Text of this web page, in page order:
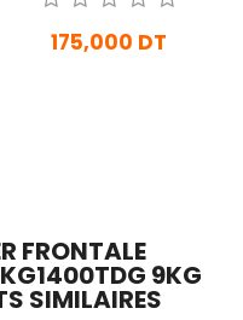
175,000 DT
FRONTALE
9KG
SIMILAIRES